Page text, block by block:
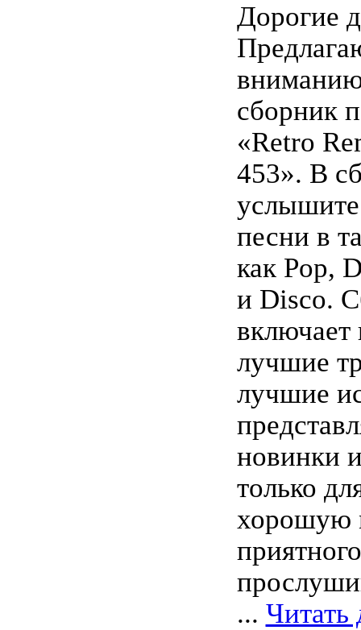
Дорогие
сборник
«Retro
453». В
песни в
как Pop,
и Disco.
включает
лучшие
лучшие
новинки
только
хорошую
приятного
... Читать